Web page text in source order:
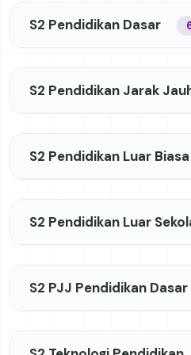
S2 Pendidikan Dasar
S2 Pendidikan Jarak
S2 Pendidikan Luar Biasa
S2 Pendidikan Luar
S2 PJJ Pendidikan Dasar